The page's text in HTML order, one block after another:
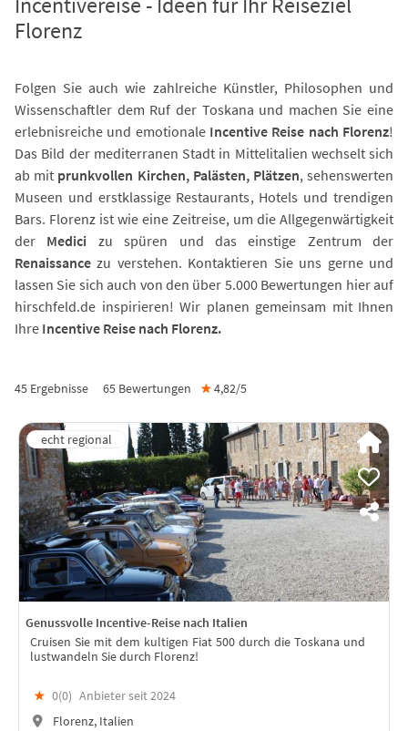
Florenz
Folgen Sie auch wie zahlreiche Künstler, Philosophen und
Wissenschaftler dem Ruf der Toskana und machen Sie eine
erlebnisreiche und emotionale Incentive Reise nach Florenz!
Das Bild der mediterranen Stadt in Mittelitalien wechselt sich
ab mit prunkvollen Kirchen, Palästen, Plätzen, sehenswerten
Museen und erstklassige Restaurants, Hotels und trendigen
Bars. Florenz ist wie eine Zeitreise, um die Allgegenwärtigkeit
der Medici zu spüren und das einstige Zentrum der
Renaissancezu verstehen. Kontaktieren Sie uns gerne und
lassen Sie sich auch von den über 5.000 Bewertungen hier auf
hirschfeld.de inspirieren! Wir planen gemeinsam mit Ihnen
Ihre Incentive Reise nach Florenz.
45 Ergebnisse 65 Bewertungen ★4,82/5
Genussvolle Incentive-Reise nach Italien
Cruisen Sie mit dem kultigen Fiat 500 durch die Toskana und
lustwandeln Sie durch Florenz!
★ 0(0) Anbieter seit 2024
Florenz, Italien